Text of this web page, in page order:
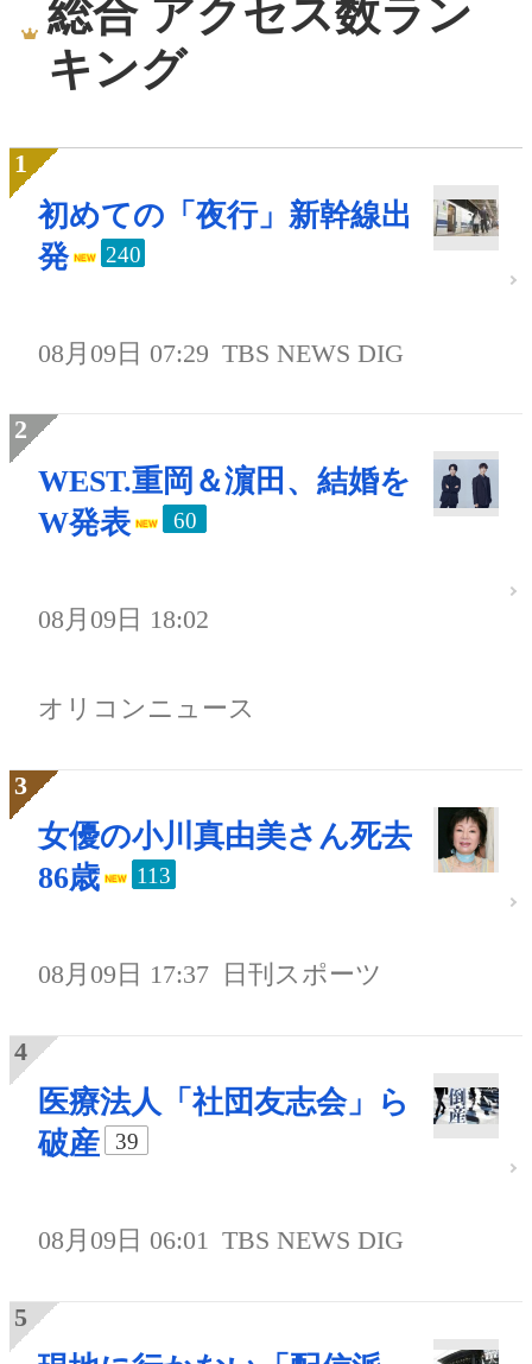
総合 アクセス数ラン
キング
初めての「夜行」新幹線出
発
240
08月09日 07:29 TBS NEWS DIG
WEST.重岡＆濵田、結婚を
W発表
60
08月09日 18:02
オリコンニュース
女優の小川真由美さん死去
86歳
113
08月09日 17:37 日刊スポーツ
医療法人「社団友志会」ら
破産
39
08月09日 06:01 TBS NEWS DIG